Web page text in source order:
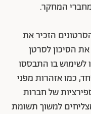
המחקר.
הזכיר את
הסיכון לסרטן
לשימוש בו התבססו
כמו אזהרות מפני
של חברות
למשוך תשומת